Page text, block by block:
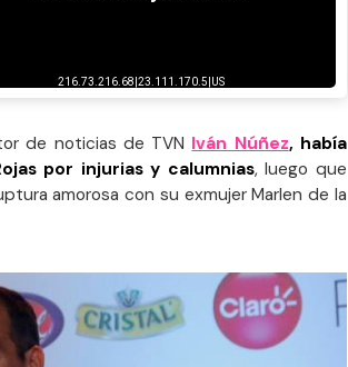
de noticias de TVN Iván Núñez, había
por injurias y calumnias, luego que
amorosa con su exmujer Marlen de la